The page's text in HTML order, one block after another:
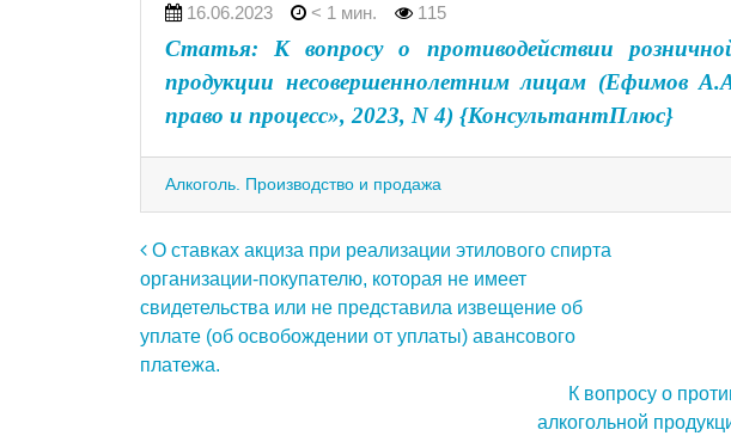
16.06.2023 < 1 мин. 115
Статья: К вопросу о противодействии
продукции несовершеннолетним лицам (Ефимов
право и процесс», 2023, N 4) {КонсультантПлюс}
Алкоголь. Производство и продажа
Навигация по записям
О ставках акциза при реализации этилового спирта
организации-покупателю, которая не имеет
свидетельства или не представила извещение об
уплате (об освобождении от уплаты) авансового
платежа.
К вопросу о
алкогольной